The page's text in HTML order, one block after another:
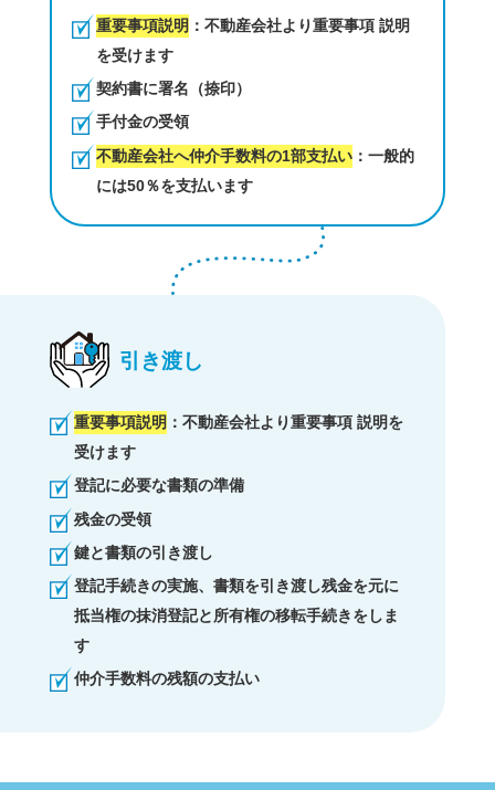
重要事項説明 ：不動産会社より重要事項 説明
を受けます
契約書に署名（捺印）
手付金の受領
不動産会社へ仲介手数料の1部支払い ：一般的
には50％を支払います
引き渡し
重要事項説明 ：不動産会社より重要事項 説明を
受けます
登記に必要な書類の準備
残金の受領
鍵と書類の引き渡し
登記手続きの実施、書類を引き渡し残金を元に
抵当権の抹消登記と所有権の移転手続きをしま
す
仲介手数料の残額の支払い